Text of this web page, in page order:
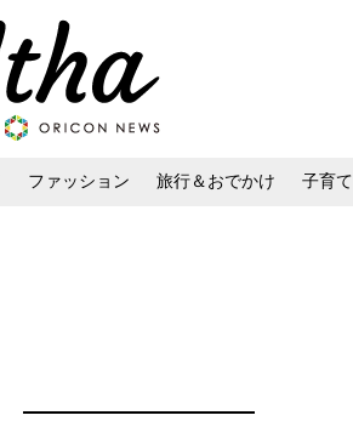
ファッション 旅行＆おでかけ 子育て